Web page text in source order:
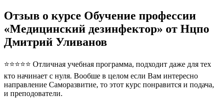
Отзыв о курсе Обучение профессии
«Медицинский дезинфектор» от Нцпо
Дмитрий Уливанов
⭐⭐⭐⭐⭐ Отличная учебная программа, подходит даже для тех
кто начинает с нуля. Вообше в целом если Вам интересно
направление Саморазвитие, то этот курс понравится и подача,
и преподователи.